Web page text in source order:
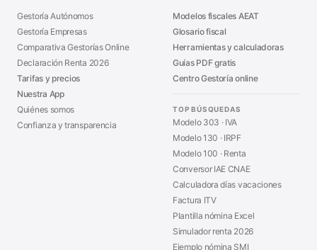
Gestoría Autónomos
Gestoría Empresas
Comparativa Gestorías Online
Declaración Renta 2026
Tarifas y precios
Nuestra App
Quiénes somos
Confianza y transparencia
Modelos fiscales AEAT
Glosario fiscal
Herramientas y calculadoras
Guías PDF gratis
Centro Gestoría online
TOP BÚSQUEDAS
Modelo 303 · IVA
Modelo 130 · IRPF
Modelo 100 · Renta
Conversor IAE CNAE
Calculadora días vacaciones
Factura ITV
Plantilla nómina Excel
Simulador renta 2026
Ejemplo nómina SMI